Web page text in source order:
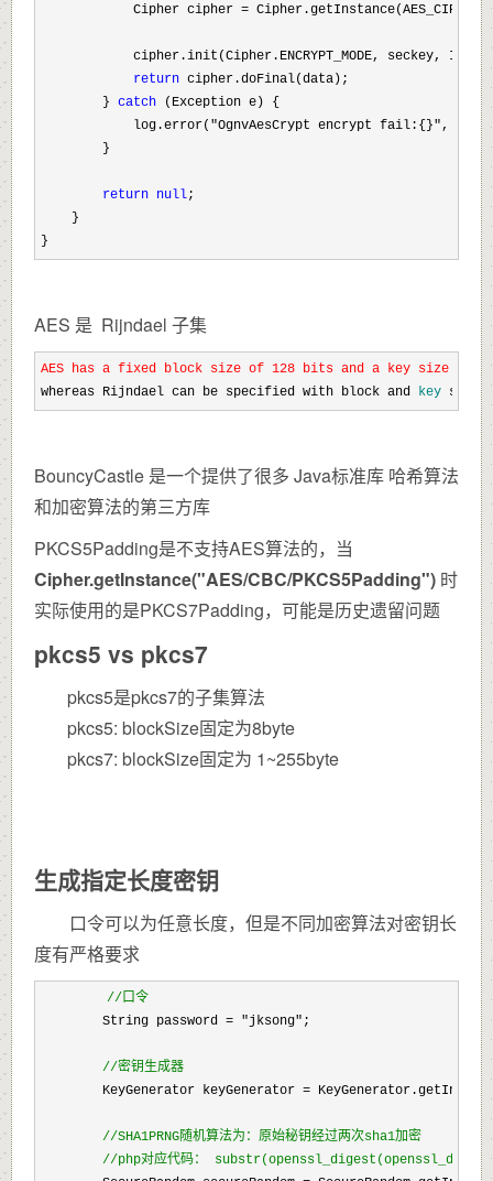
            Cipher cipher
=
            cipher.init(Cipher.ENCRYPT_MODE, seckey, IV);
return cipher.doFinal(data);
        }
catch (Exception e) {
            log.error(
"OgnvAesCrypt encrypt fail:{}",
        }
return null;
    }
}
AES 是 Rijndael 子集
AES has a fixed block size of 128 bits and a key size of
whereas Rijndael can be specified with block and key sizes
BouncyCastle 是一个提供了很多 Java标准库 哈希算法
和加密算法的第三方库
PKCS5Padding是不支持AES算法的，当
Cipher.getInstance("AES/CBC/PKCS5Padding") 时
实际使用的是PKCS7Padding，可能是历史遗留问题
pkcs5 vs pkcs7
pkcs5是pkcs7的子集算法
pkcs5: blockSize固定为8byte
pkcs7: blockSize固定为 1~255byte
生成指定长度密钥
口令可以为任意长度，但是不同加密算法对密钥长
度有严格要求
//口令
        String password = "jksong"
;
//密钥生成器
KeyGenerator keyGenerator =
//SHA1PRNG随机算法为：原始秘钥经过两次sha1加密
//php对应代码：